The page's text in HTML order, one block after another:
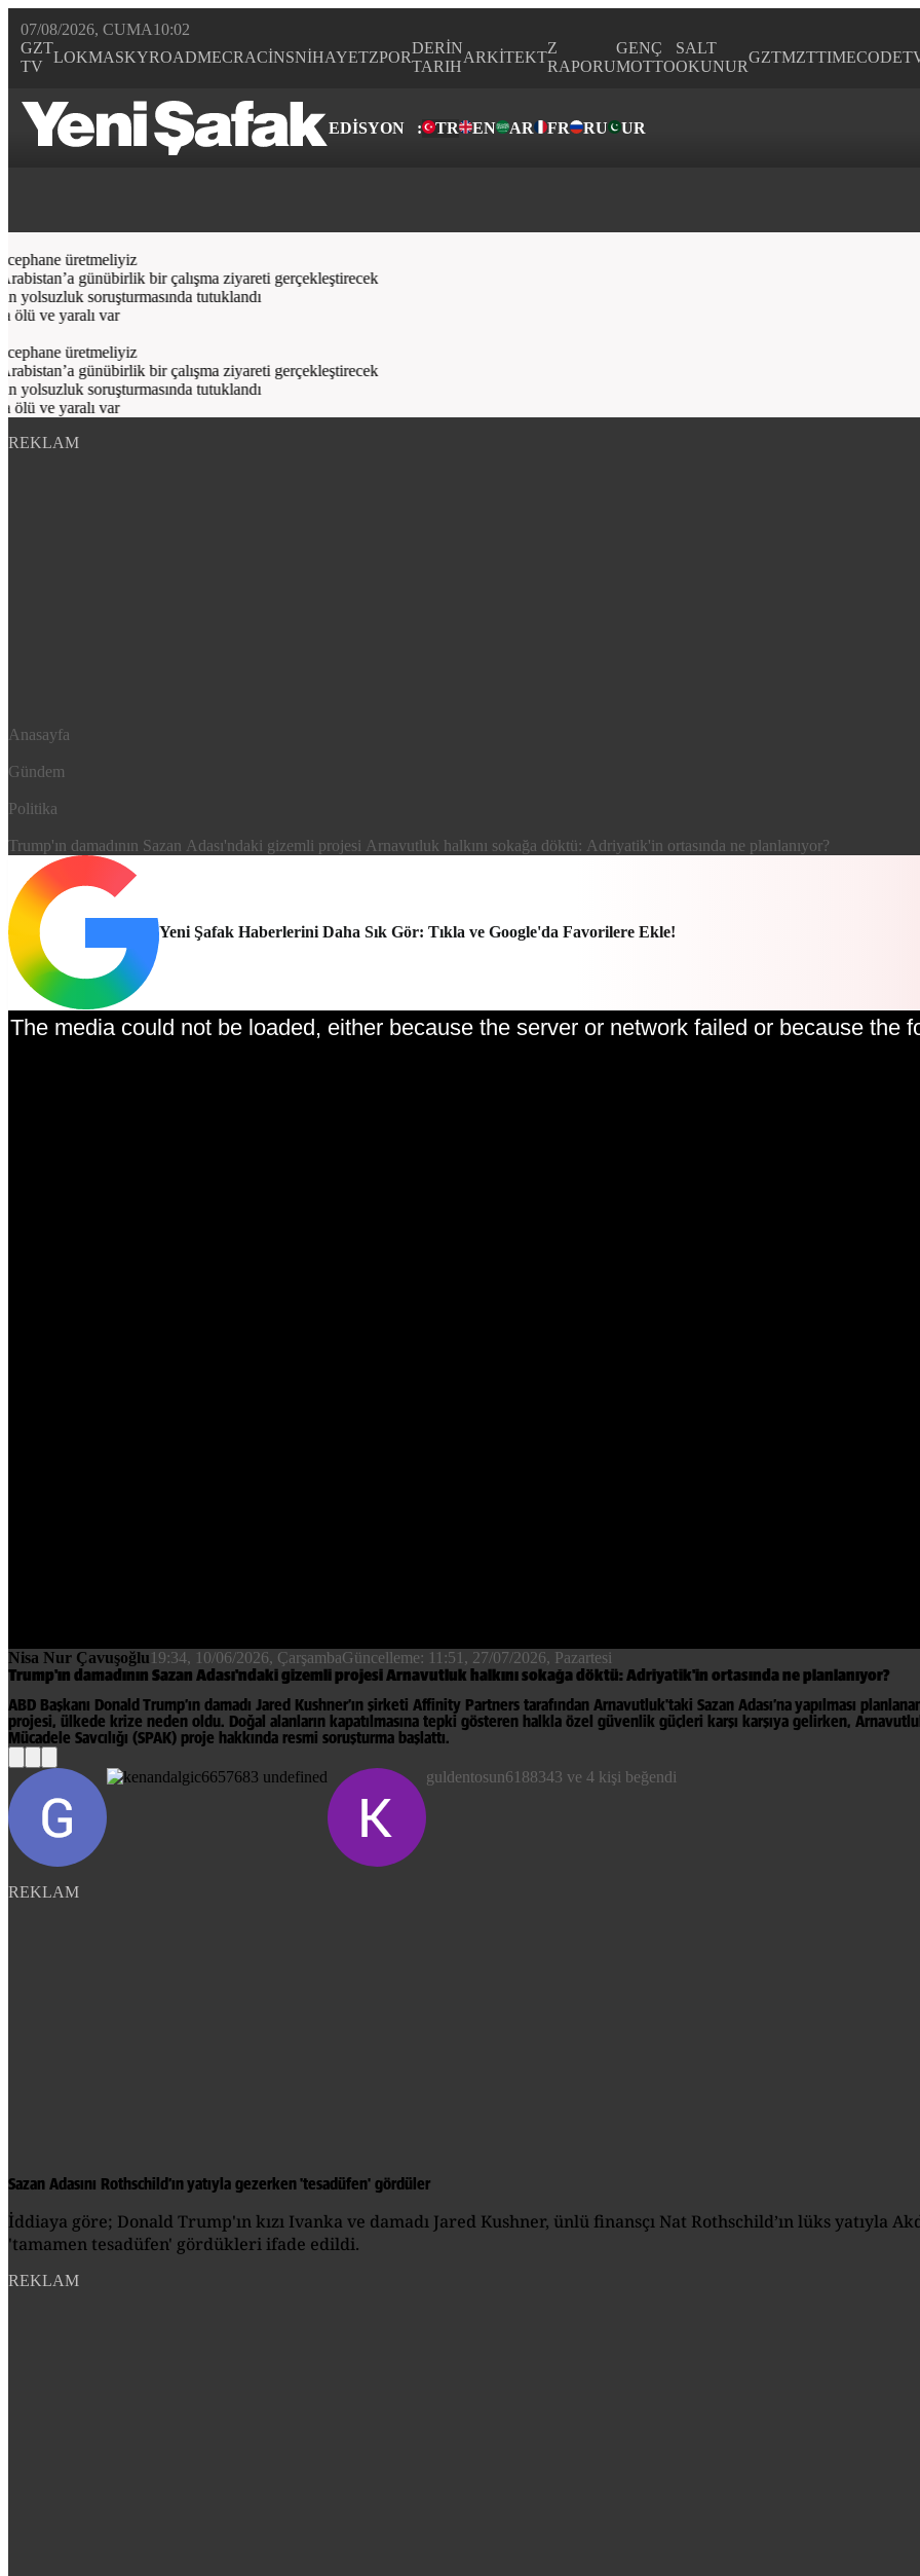
07/08/2026, CUMA10:02
GZT
TV
LOKMASKYROADMECRACİNSNİHAYETZPOR
DERİN
TARIH
ARKİTEKT
Z
RAPORU
GENÇ
MOTTO
SALT
OKUNUR
GZTMZTTIMECODE
EDİSYON : TR EN AR FR RU UR
üretmeliyiz
günübirlik bir çalışma ziyareti gerçekleştirecek
soruşturmasında tutuklandı
ve yaralı var
üretmeliyiz
günübirlik bir çalışma ziyareti gerçekleştirecek
soruşturmasında tutuklandı
ve yaralı var
REKLAM
Anasayfa
Gündem
Politika
Trump'ın damadının Sazan Adası'ndaki gizemli projesi Arnavutluk halkını sokağa döktü: Adriyatik'in ortasında ne planlanıyor?
Yeni Şafak Haberlerini Daha Sık Gör: Tıkla ve Google'da Favorilere Ekle!
This is a modal window.
The media could not be loaded, either because the server or network failed or because the
Nisa Nur Çavuşoğlu 19:34, 10/06/2026, ÇarşambaGüncelleme: 11:51, 27/07/2026, Pazartesi
Trump'ın damadının Sazan Adası'ndaki gizemli projesi Arnavutluk halkını sokağa döktü: Adriyatik'in ortasında ne planlanıyor?
ABD Başkanı Donald Trump’ın damadı Jared Kushner’ın şirketi Affinity Partners tarafından Arnavutluk'taki Sazan Adası’na yapılması
projesi, ülkede krize neden oldu. Doğal alanların kapatılmasına tepki gösteren halkla özel güvenlik güçleri karşı karşıya gelirken,
Mücadele Savcılığı (SPAK) proje hakkında resmi soruşturma başlattı.
guldentosun6188343 ve 4 kişi beğendi
REKLAM
Sazan Adasını Rothschild’ın yatıyla gezerken 'tesadüfen' gördüler
İddiaya göre; Donald Trump'ın kızı Ivanka ve damadı Jared Kushner, ünlü finansçı Nat Rothschild’ın lüks yatıyla
'tamamen tesadüfen' gördükleri ifade edildi.
REKLAM